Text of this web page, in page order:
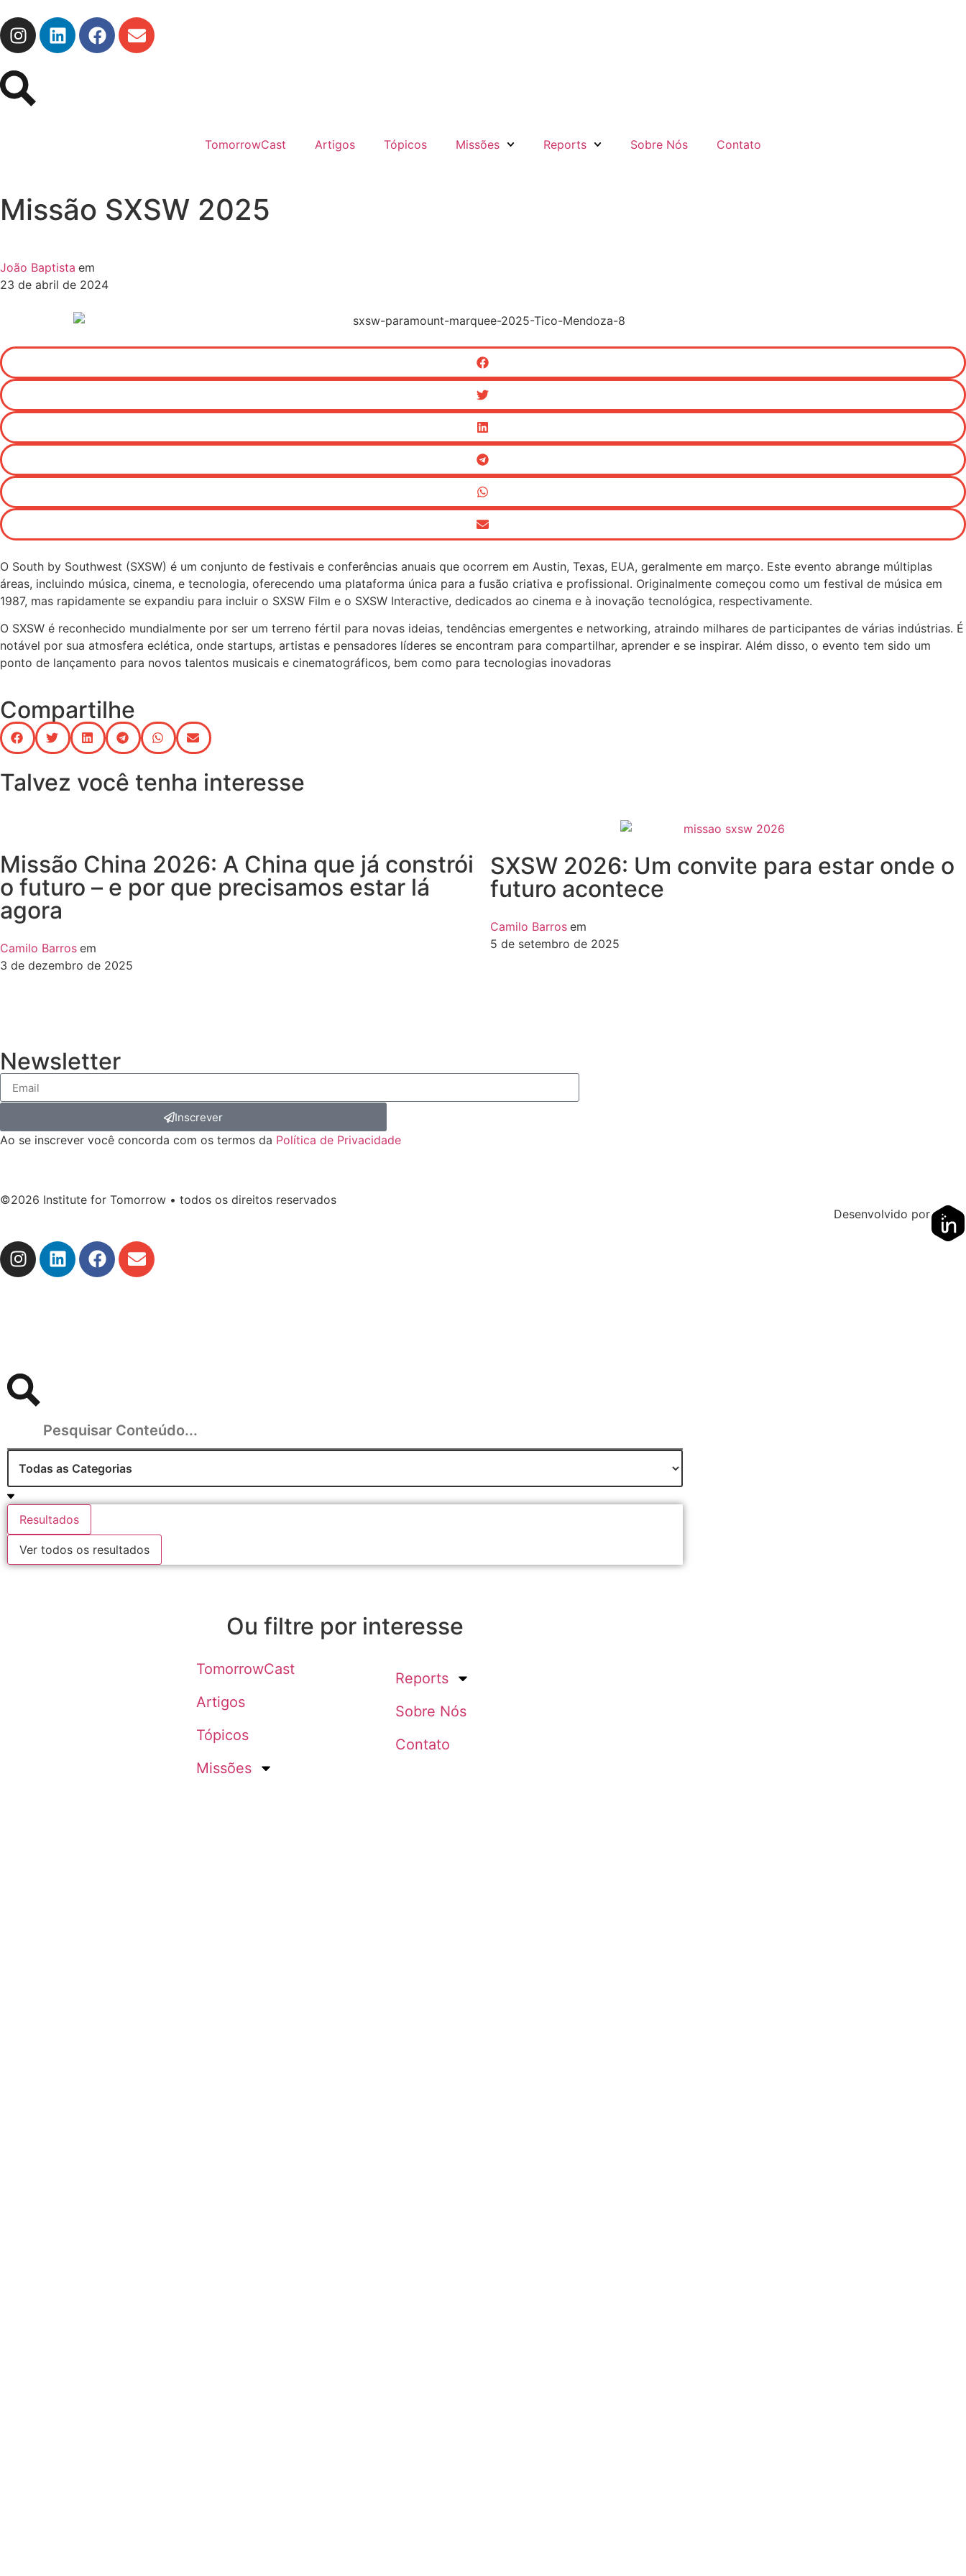
TomorrowCast Artigos Tópicos Missões Reports Sobre Nós Contato
Missão SXSW 2025
João Baptista em
23 de abril de 2024
O South by Southwest (SXSW) é um conjunto de festivais e conferências anuais que ocorrem em Austin, Texas, EUA, geralmente em março. Este evento abrange múltiplas
áreas, incluindo música, cinema, e tecnologia, oferecendo uma plataforma única para a fusão criativa e profissional. Originalmente começou como um festival de música em
1987, mas rapidamente se expandiu para incluir o SXSW Film e o SXSW Interactive, dedicados ao cinema e à inovação tecnológica, respectivamente.
O SXSW é reconhecido mundialmente por ser um terreno fértil para novas ideias, tendências emergentes e networking, atraindo milhares de participantes de várias indústrias. É
notável por sua atmosfera eclética, onde startups, artistas e pensadores líderes se encontram para compartilhar, aprender e se inspirar. Além disso, o evento tem sido um
ponto de lançamento para novos talentos musicais e cinematográficos, bem como para tecnologias inovadoras
Compartilhe
Talvez você tenha interesse
Missão China 2026: A China que já constrói
o futuro – e por que precisamos estar lá
agora
Camilo Barros em
3 de dezembro de 2025
SXSW 2026: Um convite para estar onde o
futuro acontece
Camilo Barros em
5 de setembro de 2025
Newsletter
Inscrever
Ao se inscrever você concorda com os termos da Política de Privacidade
©2026 Institute for Tomorrow • todos os direitos reservados
Desenvolvido por
Resultados
Ver todos os resultados
Ou filtre por interesse
TomorrowCast
Artigos
Tópicos
Missões
Reports
Sobre Nós
Contato